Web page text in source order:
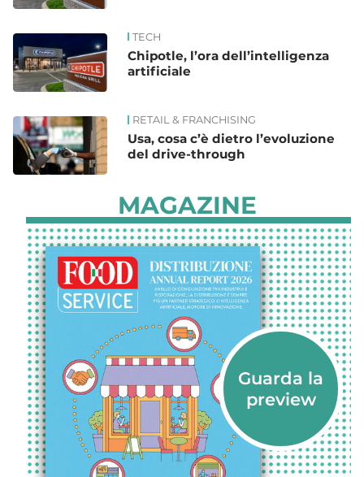
TECH
Chipotle, l’ora dell’intelligenza
artificiale
RETAIL & FRANCHISING
Usa, cosa c’è dietro l’evoluzione
del drive-through
MAGAZINE